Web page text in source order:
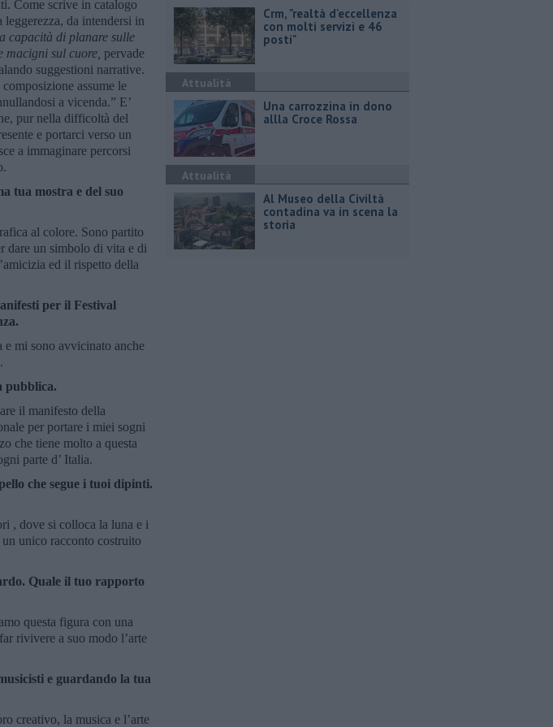
Come scrive in catalogo
da intendersi in
capacità di planare sulle
macigni sul cuore, pervade
suggestioni narrative.
assume le
a vicenda.” E’
pur nella difficoltà del
e portarci verso un
a immaginare percorsi
tua mostra e del suo
al colore. Sono partito
dare un simbolo di vita e di
ed il rispetto della
per il Festival
e mi sono avvicinato anche
pubblica.
il manifesto della
per portare i miei sogni
che tiene molto a questa
parte d’ Italia.
che segue i tuoi dipinti.
, dove si colloca la luna e i
unico racconto costruito
Quale il tuo rapporto
questa figura con una
rivivere a suo modo l’arte
e guardando la tua
creativo, la musica e l’arte
Crm, "realtà d'eccellenza
con molti servizi e 46
posti"
Attualità
Una carrozzina in dono
allla Croce Rossa
Attualità
Al Museo della Civiltà
contadina va in scena la
storia